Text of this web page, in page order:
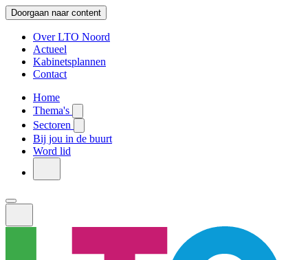
Doorgaan naar content
Over LTO Noord
Actueel
Kabinetsplannen
Contact
Home
Thema's
Sectoren
Bij jou in de buurt
Word lid